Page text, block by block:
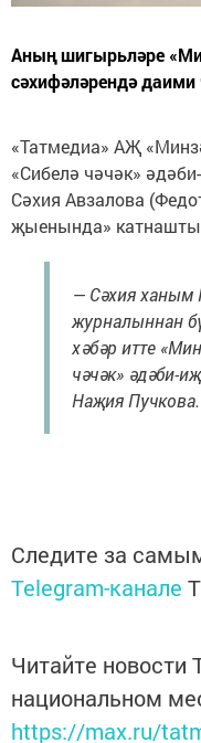
Аның шигырьләре
сәхифәләрендә
«Татмедиа» АҖ
«Сибелә чәчәк»
Сәхия Авзалова
җыенында»
— Сәхия ханым
журналыннан
хәбәр итте
чәчәк» әдәби-
Наҗия Пучкова.
Следите за
Telegram-канале
Читайте новости
национальном
https://max.ru/